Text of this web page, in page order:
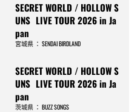
SECRET WORLD / HOLLOW S
UNS LIVE TOUR 2026 in Ja
pan
宮城県 ：SENDAI BIRDLAND
SECRET WORLD / HOLLOW S
UNS LIVE TOUR 2026 in Ja
pan
茨城県 ：BUZZ SONGS